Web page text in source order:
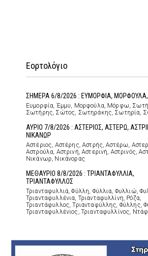
Εορτολόγιο
ΣΗΜΕΡΑ 6/8/2026 : ΕΥΜΟΡΦΙΑ,
Ευμορφία, Έμμυ, Μορφούλα, Μόρφω,
Σωτήρης, Σώτος, Σωτηράκης, Σωτηρία,
ΑΥΡΙΟ 7/8/2026 : ΑΣΤΕΡΙΟΣ, ΑΣΤΕΡΩ,
ΝΙΚΑΝΩΡ
Αστέριος, Αστέρης, Αστρής, Αστέρω,
Αστρούλα, Αστρινή, Αστερινή, Αστρινός,
Νικάνωρ, Νικάνορας
ΜΕΘΑΥΡΙΟ 8/8/2026 : ΤΡΙΑΝΤΑΦΥΛΛΙΑ,
ΤΡΙΑΝΤΑΦΥΛΛΟΣ
Τριανταφυλλιά, Φύλλη, Φύλλια, Φυλλιώ,
Τριανταφυλλένια, Τριανταφυλλίνη, Ρόζα,
Τριαντάφυλλος, Τριανταφύλλης, Φύλλης,
Τριανταφυλλένιος, Τριανταφυλλίνος,